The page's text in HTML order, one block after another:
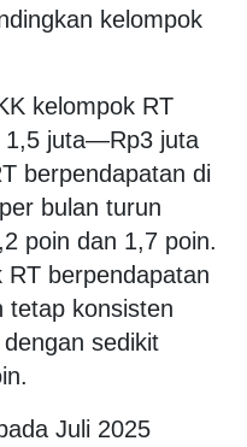
kelompok
kelompok RT
1,5 juta—Rp3 juta
berpendapatan di
bulan turun
poin dan 1,7 poin.
berpendapatan
tetap konsisten
sedikit
Juli 2025